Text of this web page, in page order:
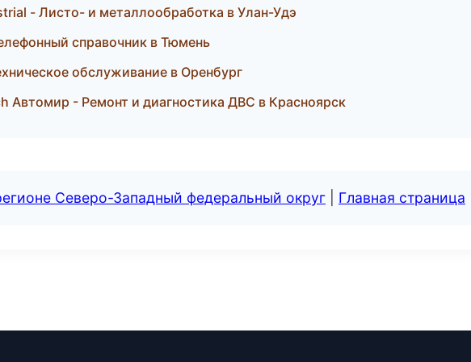
- Листо- и металлообработка в Улан-Удэ
справочник в Тюмень
обслуживание в Оренбург
Автомир - Ремонт и диагностика ДВС в Красноярск
Северо-Западный федеральный округ Главная страница